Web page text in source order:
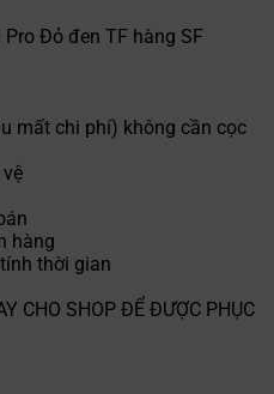
Đỏ đen TF hàng SF
mất chi phí) không cần cọc
hàng
thời gian
CHO SHOP ĐỂ ĐƯỢC PHỤC